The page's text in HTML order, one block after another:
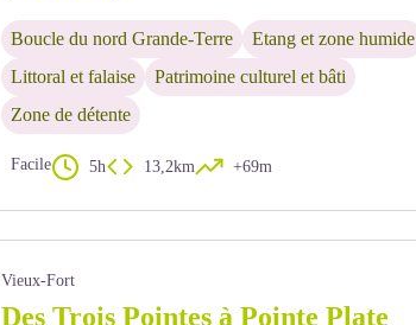
Boucle du nord Grande-Terre
Etang et zone humide
Littoral et falaise
Patrimoine culturel et bâti
Zone de détente
Facile 5h 13,2km +69m
Vieux-Fort
Des Trois Pointes à Pointe Plate